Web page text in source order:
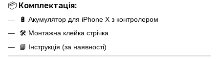
📦 Комплектація:
🔋 Акумулятор для iPhone X з контролером
🛠 Монтажна клейка стрічка
📘 Інструкція (за наявності)